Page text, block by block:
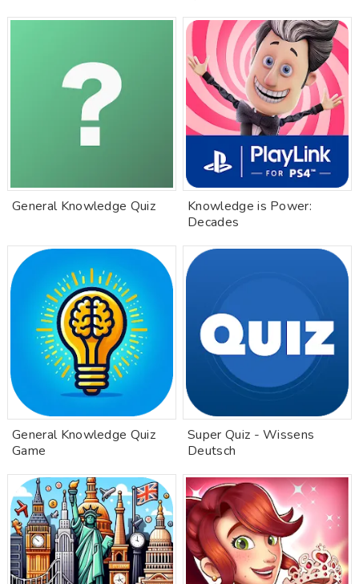
General Knowledge Quiz
Knowledge is Power:
Decades
General Knowledge Quiz
Game
Super Quiz - Wissens
Deutsch